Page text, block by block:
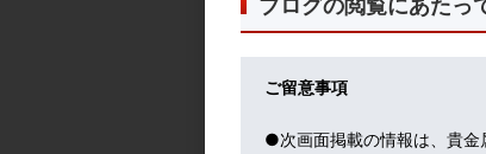
なお、近畿、中京、北陸、福岡地区
タメ系報道番組。吉本芸人たちに「
ブログの閲覧にあたっ
ご留意事項
●次画面掲載の情報は、貴金